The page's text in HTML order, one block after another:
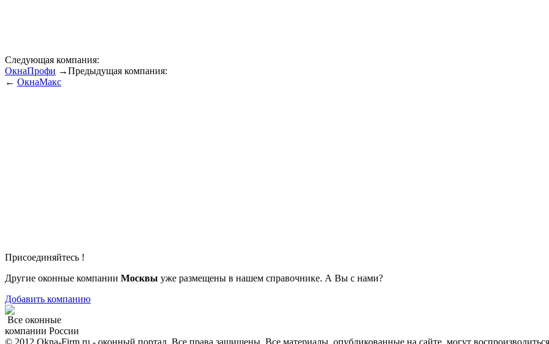
Следующая компания:
ОкнаПрофи →Предыдущая компания:
← ОкнаМакс
Присоединяйтесь !
Другие оконные компании Москвы уже размещены в нашем справочнике. А Вы с нами?
Добавить компанию
Все оконные
компании России
© 2012 Okna-Firm.ru - оконный портал. Все права защищены. Все материалы, опубликованные на сайте, могут